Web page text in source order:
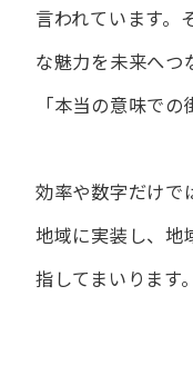
言われています。
な魅力を未来へつ
「本当の意味での
効率や数字だけで
地域に実装し、地
指してまいります。